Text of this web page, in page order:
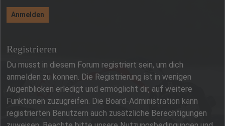
Registrieren
Du musst in diesem Forum registriert sein, um dich
anmelden zu können. Die Registrierung ist in wenigen
Augenblicken erledigt und ermöglicht dir, auf weitere
Funktionen zuzugreifen. Die Board-Administration kann
registrierten Benutzern auch zusätzliche Berechtigungen